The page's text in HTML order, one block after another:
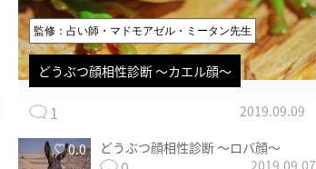
監修：占い師・マドモアゼル・ミータン先生
どうぶつ顔相性診断 〜カエル顔〜
1 2019.09.09
0.0 どうぶつ顔相性診断 〜ロバ顔〜
2019.09.07